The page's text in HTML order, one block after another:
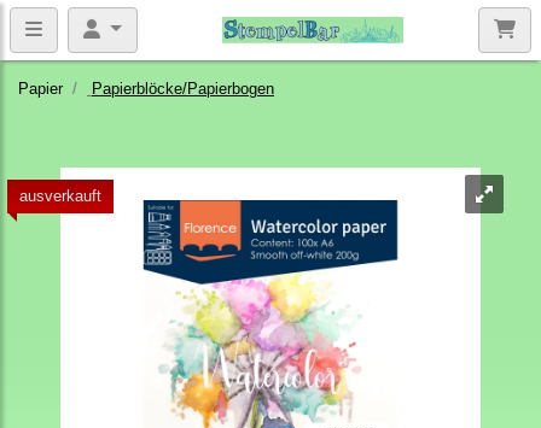
Papier Papierblöcke/Papierbogen
ausverkauft